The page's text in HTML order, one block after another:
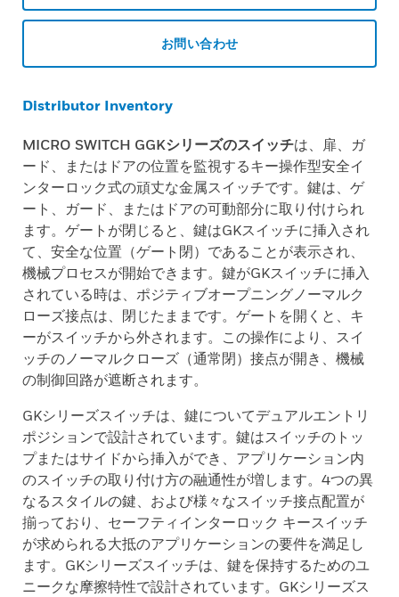
お問い合わせ
Distributor Inventory
MICRO SWITCH GGKシリーズのスイッチは、扉、ガ
ード、またはドアの位置を監視するキー操作型安全イ
ンターロック式の頑丈な金属スイッチです。鍵は、ゲ
ート、ガード、またはドアの可動部分に取り付けられ
ます。ゲートが閉じると、鍵はGKスイッチに挿入され
て、安全な位置（ゲート閉）であることが表示され、
機械プロセスが開始できます。鍵がGKスイッチに挿入
されている時は、ポジティブオープニングノーマルク
ローズ接点は、閉じたままです。ゲートを開くと、キ
ーがスイッチから外されます。この操作により、スイ
ッチのノーマルクローズ（通常閉）接点が開き、機械
の制御回路が遮断されます。
GKシリーズスイッチは、鍵についてデュアルエントリ
ポジションで設計されています。鍵はスイッチのトッ
プまたはサイドから挿入ができ、アプリケーション内
のスイッチの取り付け方の融通性が増します。4つの異
なるスタイルの鍵、および様々なスイッチ接点配置が
揃っており、セーフティインターロック キースイッチ
が求められる大抵のアプリケーションの要件を満足し
ます。GKシリーズスイッチは、鍵を保持するためのユ
ニークな摩擦特性で設計されています。GKシリーズス